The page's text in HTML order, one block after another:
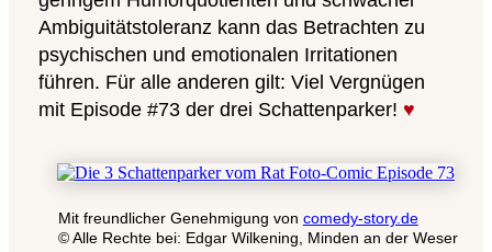
Ambiguitätstoleranz kann das Betrachten zu
psychischen und emotionalen Irritationen
führen. Für alle anderen gilt: Viel Vergnügen
mit Episode #73 der drei Schattenparker! ♥
Mit freundlicher Genehmigung von comedy-story.de
© Alle Rechte bei: Edgar Wilkening, Minden an der Weser